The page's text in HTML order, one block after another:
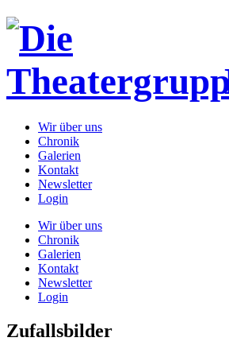
Wir über uns
Chronik
Galerien
Kontakt
Newsletter
Login
Wir über uns
Chronik
Galerien
Kontakt
Newsletter
Login
Zufallsbilder